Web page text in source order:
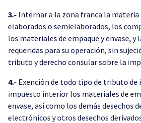
3.- Internar a la zona franca la
elaborados o semielaborados, los
los materiales de empaque y envase, y
requeridas para su operación, sin
tributo y derecho consular sobre la
4.- Exención de todo tipo de tributo
impuesto interior los materiales de
envase, así como los demás desechos
electrónicos y otros desechos